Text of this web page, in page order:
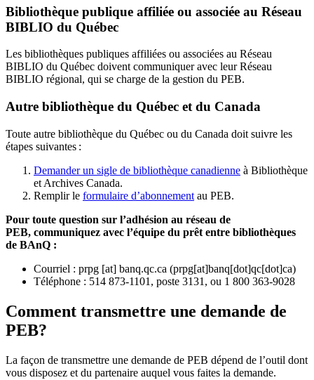
Bibliothèque publique affiliée ou associée au Réseau
BIBLIO du Québec
Les bibliothèques publiques affiliées ou associées au Réseau
BIBLIO du Québec doivent communiquer avec leur Réseau
BIBLIO régional, qui se charge de la gestion du PEB.
Autre bibliothèque du Québec et du Canada
Toute autre bibliothèque du Québec ou du Canada doit suivre les
étapes suivantes :
Demander un sigle de bibliothèque canadienne à Bibliothèque
et Archives Canada.
Remplir le formulaire d’abonnement au PEB.
Pour toute question sur l’adhésion au réseau de
PEB, communiquez avec l’équipe du prêt entre bibliothèques
de BAnQ :
Courriel : prpg [at] banq.qc.ca (prpg[at]banq[dot]qc[dot]ca)
Téléphone : 514 873-1101, poste 3131, ou 1 800 363-9028
Comment transmettre une demande de
PEB?
La façon de transmettre une demande de PEB dépend de l’outil dont
vous disposez et du partenaire auquel vous faites la demande.